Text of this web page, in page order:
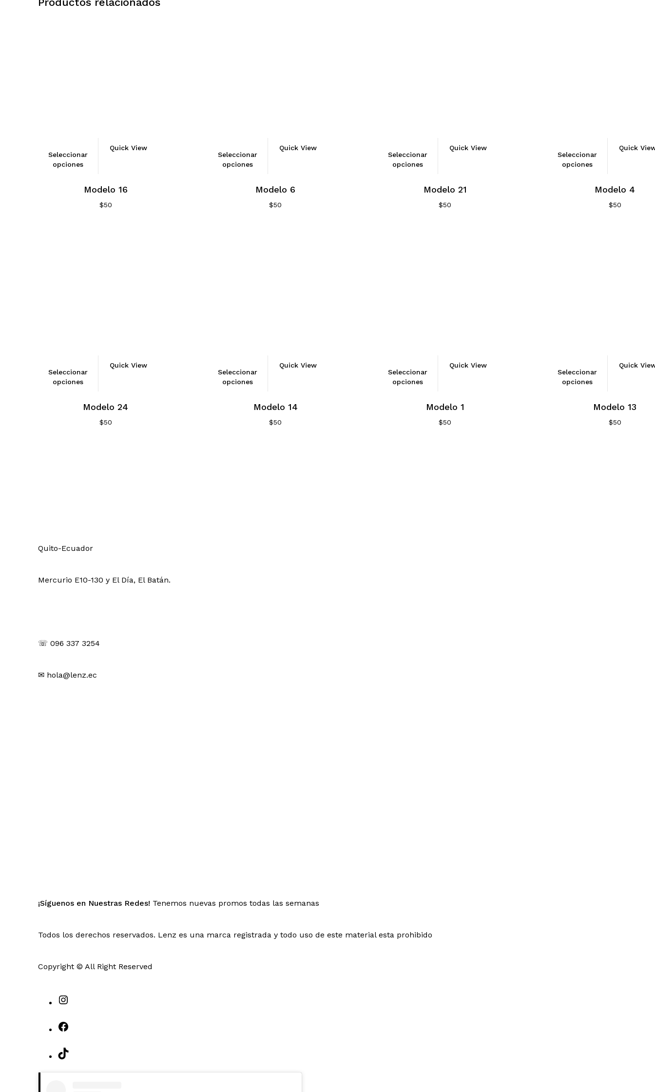
Seleccionar
opciones
Quick View
Modelo 16
$50
Seleccionar
opciones
Quick View
Modelo 6
$50
Seleccionar
opciones
Quick View
Modelo 21
$50
Seleccionar
opciones
Quick
Modelo 4
$50
Seleccionar
opciones
Quick View
Modelo 24
$50
Seleccionar
opciones
Quick View
Modelo 14
$50
Seleccionar
opciones
Quick View
Modelo 1
$50
Seleccionar
opciones
Quick
Modelo 13
$50
Quito-Ecuador
Mercurio E10-130 y El Día, El Batán.
☏ 096 337 3254
✉ hola@lenz.ec
¡Síguenos en Nuestras Redes! Tenemos nuevas promos todas las semanas
Todos los derechos reservados. Lenz es una marca registrada y todo uso de este material esta prohibido
Copyright © All Right Reserved